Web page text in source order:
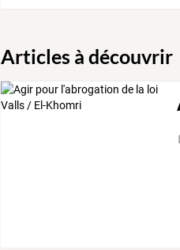
Articles à découvrir